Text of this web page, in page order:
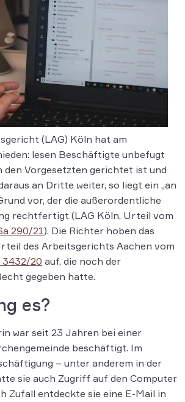
(LAG) Köln hat am
lesen Beschäftigte unbefugt
den Vorgesetzten gerichtet ist und
an Dritte weiter, so liegt ein „an
vor, der die außerordentliche
rechtfertigt (LAG Köln, Urteil vom
290/21). Die Richter hoben das
des Arbeitsgerichts Aachen vom
3432/20 auf, die noch der
gegeben hatte.
es?
war seit 23 Jahren bei einer
beschäftigt. Im
– unter anderem in der
sie auch Zugriff auf den Computer
Zufall entdeckte sie eine E-Mail in